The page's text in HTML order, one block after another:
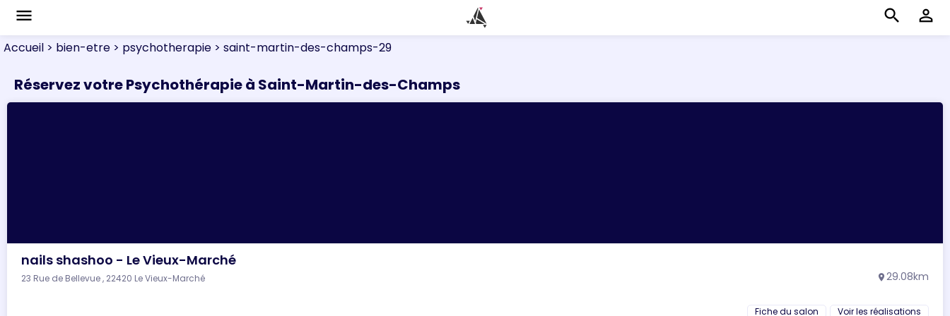
menu search perm_identity
Accueil > bien-etre > psychotherapie > saint-martin-des-champs-29
Réservez votre Psychothérapie à Saint-Martin-des-Champs
nails shashoo - Le Vieux-Marché
23 Rue de Bellevue , 22420 Le Vieux-Marché location_on 29.08km
Fiche du salon Voir les réalisations